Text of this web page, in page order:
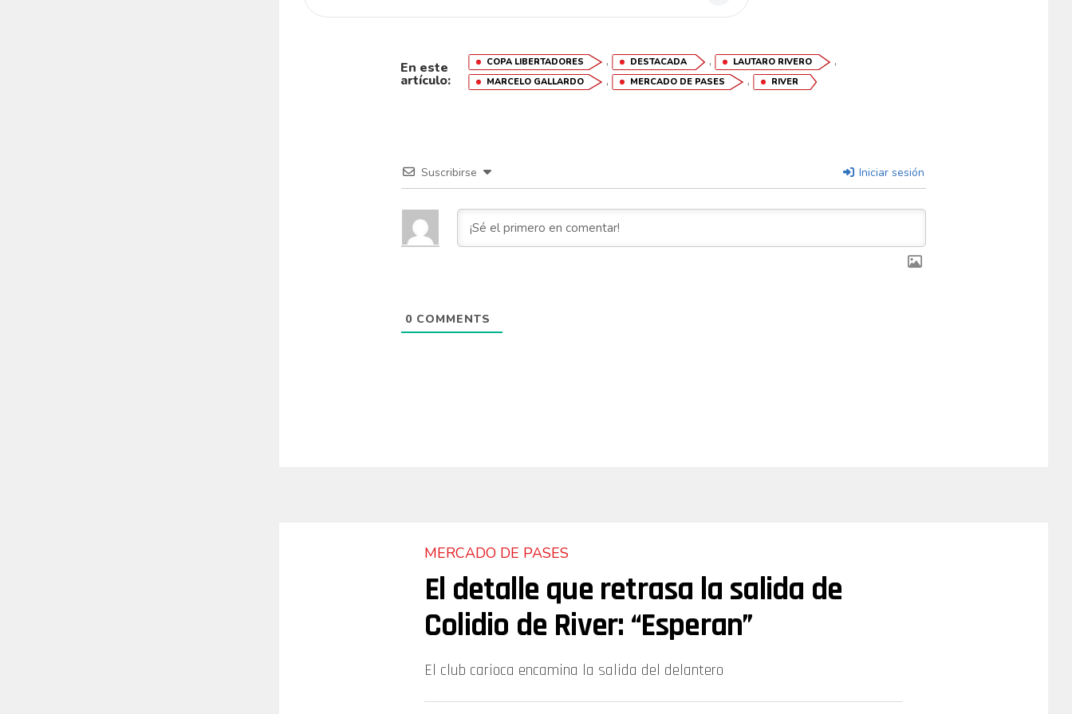
En este
artículo:
COPA LIBERTADORES , DESTACADA , LAUTARO RIVERO ,
MARCELO GALLARDO , MERCADO DE PASES , RIVER
Suscribirse Iniciar sesión
0 COMMENTS
MERCADO DE PASES
El detalle que retrasa la salida de
Colidio de River: “Esperan”
El club carioca encamina la salida del delantero